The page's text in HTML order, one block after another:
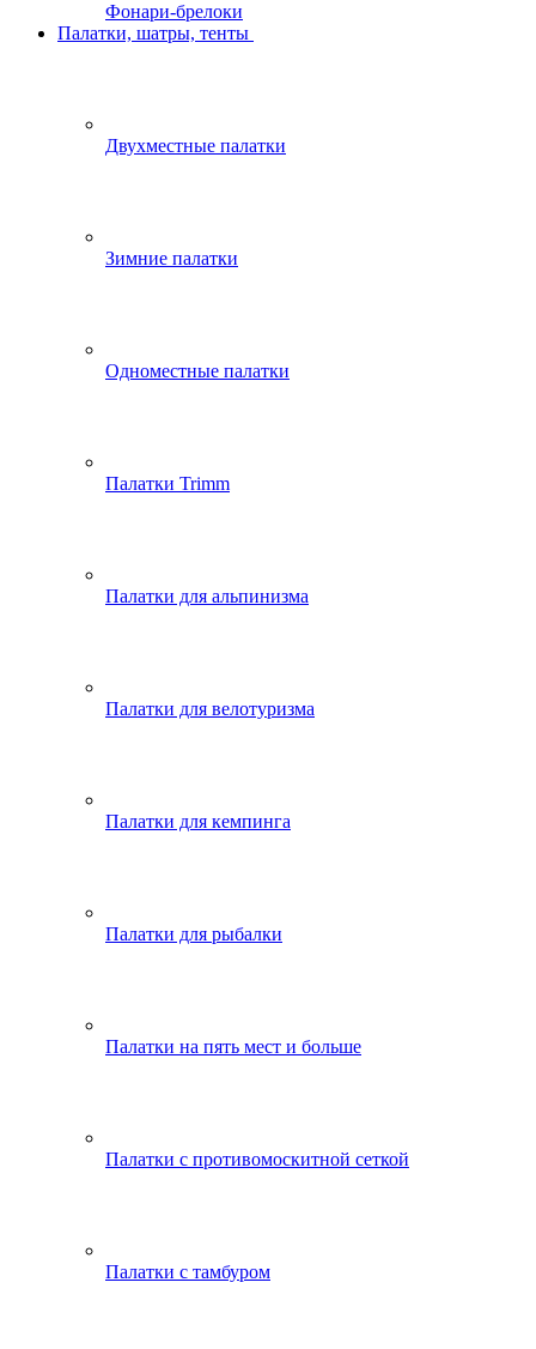
Фонари-брелоки
Палатки, шатры, тенты
Двухместные палатки
Зимние палатки
Одноместные палатки
Палатки Trimm
Палатки для альпинизма
Палатки для велотуризма
Палатки для кемпинга
Палатки для рыбалки
Палатки на пять мест и больше
Палатки с противомоскитной сеткой
Палатки с тамбуром